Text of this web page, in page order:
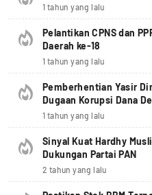
1 tahun yang lalu
Pelantikan CPNS dan
Daerah ke-18
1 tahun yang lalu
Pemberhentian Yasir
Dugaan Korupsi Dana
1 tahun yang lalu
Sinyal Kuat Hardhy
Dukungan Partai PAN
2 tahun yang lalu